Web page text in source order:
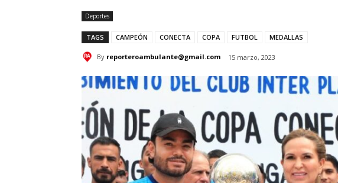
Deportes
TAGS CAMPEÓN CONECTA COPA FUTBOL MEDALLAS
By reporteroambulante@gmail.com 15 marzo, 2023